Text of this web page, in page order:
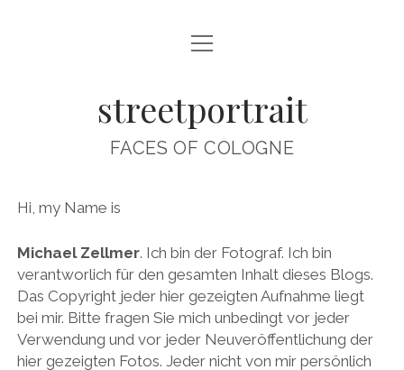
ABOUT
CONTACT
IMPRINT
instagram
Menü
öffnen
streetportrait
FACES OF COLOGNE
Hi, my Name is
Michael Zellmer. Ich bin der Fotograf. Ich bin
verantworlich für den gesamten Inhalt dieses Blogs.
Das Copyright jeder hier gezeigten Aufnahme liegt
bei mir. Bitte fragen Sie mich unbedingt vor jeder
Verwendung und vor jeder Neuveröffentlichung der
hier gezeigten Fotos. Jeder nicht von mir persönlich